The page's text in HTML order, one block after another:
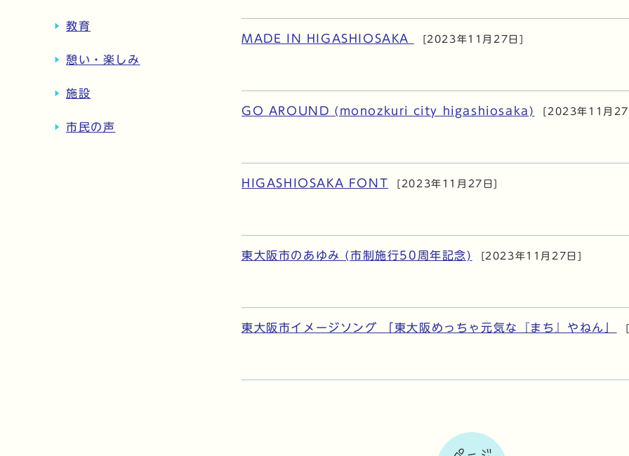
MADE IN HIGASHIOSAKA [2023年11月27日]
GO AROUND (monozkuri city higashiosaka) [2023年11月
HIGASHIOSAKA FONT [2023年11月27日]
東大阪市のあゆみ (市制施行50周年記念) [2023年11月27日]
東大阪市イメージソング 「東大阪めっちゃ元気な『まち』やねん」
教育
憩い・楽しみ
施設
市民の声
ページ